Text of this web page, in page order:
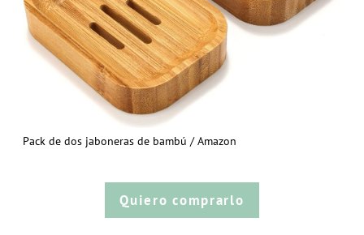
Pack de dos jaboneras de bambú / Amazon
Quiero comprarlo